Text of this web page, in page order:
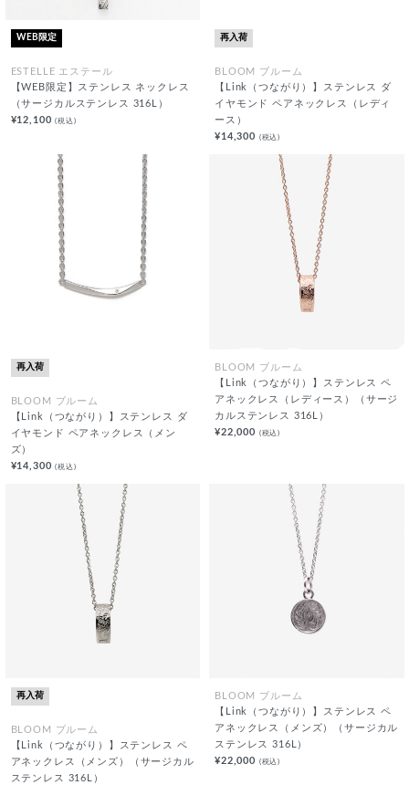
WEB限定
ESTELLE エステール
【WEB限定】ステンレス ネックレス
（サージカルステンレス 316L）
¥12,100(税込)
再入荷
BLOOM ブルーム
【Link（つながり）】ステンレス ダ
イヤモンド ペアネックレス（レディ
ース）
¥14,300 (税込)
再入荷
BLOOM ブルーム
【Link（つながり）】ステンレス ダ
イヤモンド ペアネックレス（メン
ズ）
¥14,300(税込)
BLOOM ブルーム
【Link（つながり）】ステンレス ペ
アネックレス（レディース）（サージ
カルステンレス 316L）
¥22,000 (税込)
再入荷
BLOOM ブルーム
【Link（つながり）】ステンレス ペ
アネックレス（メンズ）（サージカル
ステンレス 316L）
BLOOM ブルーム
【Link（つながり）】ステンレス ペ
アネックレス（メンズ）（サージカル
ステンレス 316L）
¥22,000 (税込)